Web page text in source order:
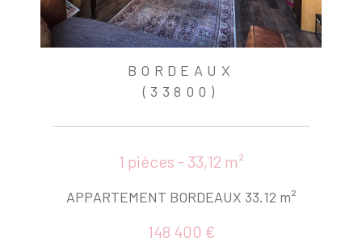
BORDEAUX
(33800)
1 pièces - 33,12 m²
APPARTEMENT BORDEAUX 33.12 m²
148 400 €